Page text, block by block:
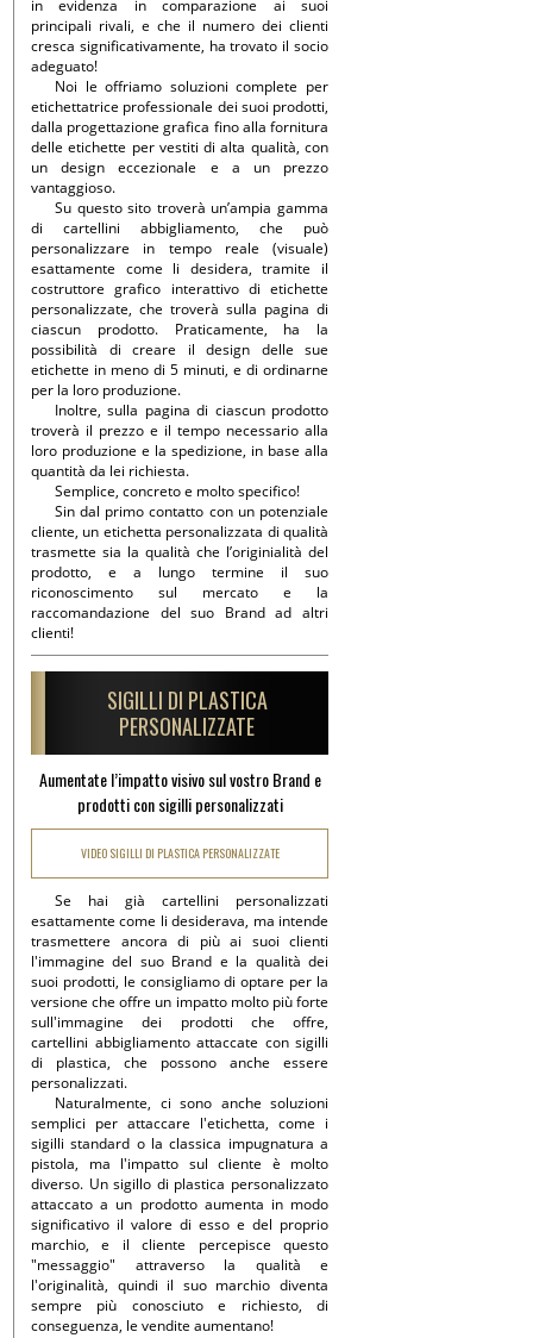
in evidenza in comparazione ai suoi
principali rivali, e che il numero dei clienti
cresca significativamente, ha trovato il socio
adeguato!
Noi le offriamo soluzioni complete per
etichettatrice professionale dei suoi prodotti,
dalla progettazione grafica fino alla fornitura
delle etichette per vestiti di alta qualità, con
un design eccezionale e a un prezzo
vantaggioso.
Su questo sito troverà un’ampia gamma
di cartellini abbigliamento, che può
personalizzare in tempo reale (visuale)
esattamente come li desidera, tramite il
costruttore grafico interattivo di etichette
personalizzate, che troverà sulla pagina di
ciascun prodotto. Praticamente, ha la
possibilità di creare il design delle sue
etichette in meno di 5 minuti, e di ordinarne
per la loro produzione.
Inoltre, sulla pagina di ciascun prodotto
troverà il prezzo e il tempo necessario alla
loro produzione e la spedizione, in base alla
quantità da lei richiesta.
Semplice, concreto e molto specifico!
Sin dal primo contatto con un potenziale
cliente, un etichetta personalizzata di qualità
trasmette sia la qualità che l’originialità del
prodotto, e a lungo termine il suo
riconoscimento sul mercato e la
raccomandazione del suo Brand ad altri
clienti!
SIGILLI DI PLASTICA
PERSONALIZZATE
Aumentate l’impatto visivo sul vostro Brand e
prodotti con sigilli personalizzati
VIDEO SIGILLI DI PLASTICA PERSONALIZZATE
Se hai già cartellini personalizzati
esattamente come li desiderava, ma intende
trasmettere ancora di più ai suoi clienti
l'immagine del suo Brand e la qualità dei
suoi prodotti, le consigliamo di optare per la
versione che offre un impatto molto più forte
sull'immagine dei prodotti che offre,
cartellini abbigliamento attaccate con sigilli
di plastica, che possono anche essere
personalizzati.
Naturalmente, ci sono anche soluzioni
semplici per attaccare l'etichetta, come i
sigilli standard o la classica impugnatura a
pistola, ma l'impatto sul cliente è molto
diverso. Un sigillo di plastica personalizzato
attaccato a un prodotto aumenta in modo
significativo il valore di esso e del proprio
marchio, e il cliente percepisce questo
"messaggio" attraverso la qualità e
l'originalità, quindi il suo marchio diventa
sempre più conosciuto e richiesto, di
conseguenza, le vendite aumentano!